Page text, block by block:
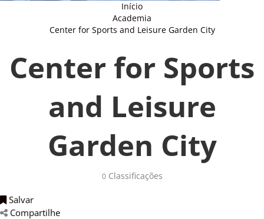
Início
Academia
Center for Sports and Leisure Garden City
Center for Sports
and Leisure
Garden City
0Classificações
Salvar
Compartilhe